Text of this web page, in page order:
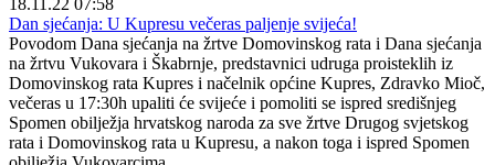
18.11.22 07:58
Dan sjećanja: U Kupresu večeras paljenje svijeća!
Povodom Dana sjećanja na žrtve Domovinskog rata i Dana sjećanja
na žrtvu Vukovara i Škabrnje, predstavnici udruga proisteklih iz
Domovinskog rata Kupres i načelnik općine Kupres, Zdravko Mioč,
večeras u 17:30h upaliti će svijeće i pomoliti se ispred središnjeg
Spomen obilježja hrvatskog naroda za sve žrtve Drugog svjetskog
rata i Domovinskog rata u Kupresu, a nakon toga i ispred Spomen